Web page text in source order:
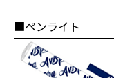
■ペンライト